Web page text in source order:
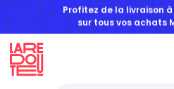
BONS PLANS | Jusqu'à